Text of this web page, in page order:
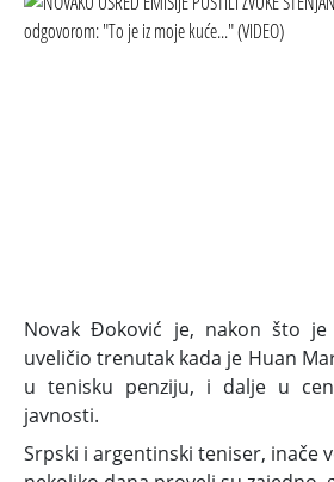
Novak Đoković je, nakon što
uveličio trenutak kada je Huan
u tenisku penziju, i dalje u
javnosti.
Srpski i argentinski teniser, inače